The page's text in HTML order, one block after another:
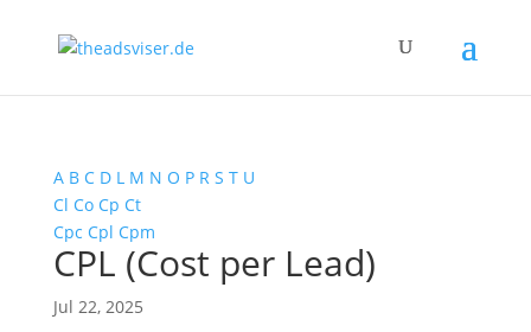
A B C D L M N O P R S T U
Cl Co Cp Ct
Cpc Cpl Cpm
CPL (Cost per Lead)
Jul 22, 2025